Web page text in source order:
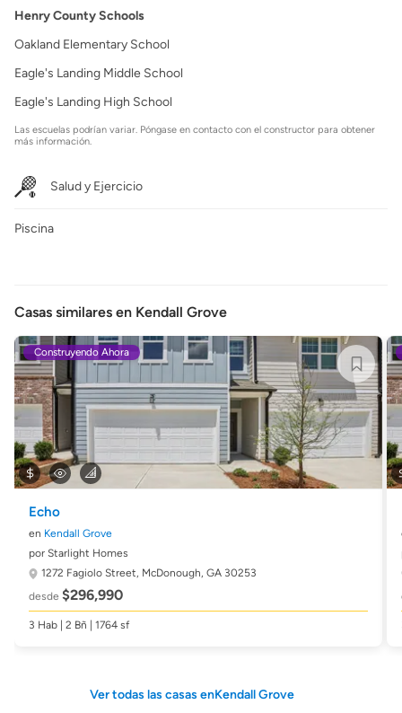
Henry County Schools
Oakland Elementary School
Eagle's Landing Middle School
Eagle's Landing High School
Las escuelas podrían variar. Póngase en contacto con el constructor para obtener
más información.
Salud y Ejercicio
Piscina
Casas similares en Kendall Grove
Construyendo Ahora
Echo
en Kendall Grove
por Starlight Homes
1272 Fagiolo Street, McDonough, GA 30253
desde $296,990
3 Hab | 2 Bñ | 1764 sf
Ver todas las casas enKendall Grove